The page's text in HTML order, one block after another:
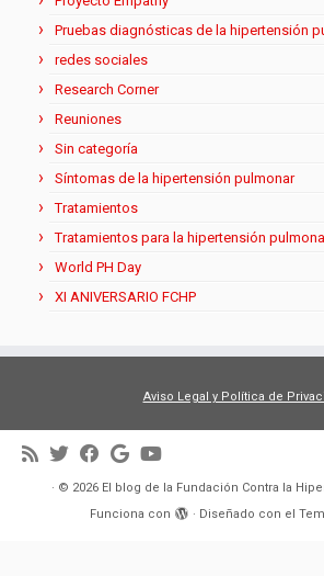
Pruebas diagnósticas de la hipertensión
redes sociales
Research Corner
Reuniones
Sin categoría
Síntomas de la hipertensión pulmonar
Tratamientos
Tratamientos para la hipertensión
World PH Day
XI ANIVERSARIO FCHP
Aviso Legal y Política de
· © 2026 El blog de la Fundación Contra la
Funciona con
· Diseñado con el